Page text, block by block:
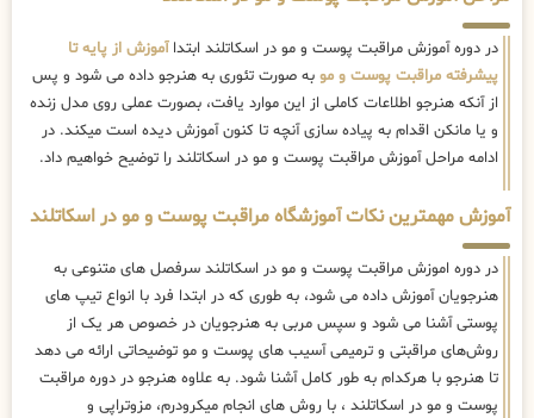
در دوره آموزش مراقبت پوست و مو در اسکاتلند ابتداآموزش از پایه تا
پیشرفته مراقبت پوست و مو به صورت تئوری به هنرجو داده می شود و پس
از آنکه هنرجو اطلاعات کاملی از این موارد یافت، بصورت عملی روی مدل زنده
و یا مانکن اقدام به پیاده سازی آنچه تا کنون آموزش دیده است میکند. در
ادامه مراحل آموزش مراقبت پوست و مو در اسکاتلند را توضیح خواهیم داد.
آموزش مهمترین نکات آموزشگاه مراقبت پوست و مو در اسکاتلند
در دوره اموزش مراقبت پوست و مو در اسکاتلند سرفصل های متنوعی به
هنرجویان آموزش داده می شود، به طوری که در ابتدا فرد با انواع تیپ های
پوستی آشنا می شود و سپس مربی به هنرجویان در خصوص هر یک از
روش‌های مراقبتی و ترمیمی آسیب های پوست و مو توضیحاتی ارائه می دهد
تا هنرجو با هرکدام به طور کامل آشنا شود. به علاوه هنرجو در دوره مراقبت
پوست و مو در اسکاتلند ، با روش های انجام میکرودرم، مزوتراپی و